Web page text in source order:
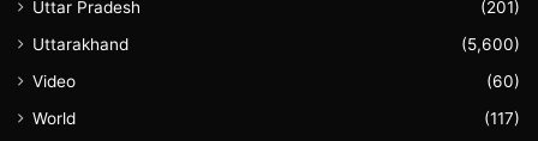
Uttar Pradesh
(201)
Uttarakhand
(5,600)
Video
(60)
World
(117)